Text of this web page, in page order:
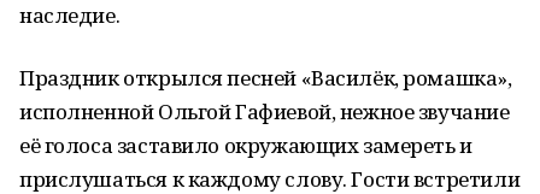
наследие.
Праздник открылся песней «Василёк, ромашка»,
исполненной Ольгой Гафиевой, нежное звучание
её голоса заставило окружающих замереть и
прислушаться к каждому слову. Гости встретили